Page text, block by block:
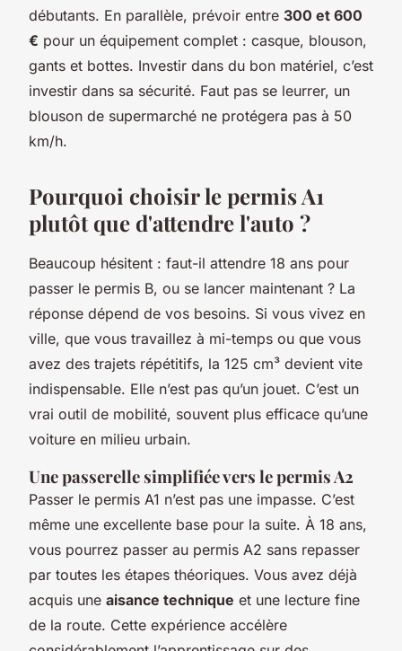
débutants. En parallèle, prévoir entre 300 et 600
€ pour un équipement complet : casque, blouson,
gants et bottes. Investir dans du bon matériel, c’est
investir dans sa sécurité. Faut pas se leurrer, un
blouson de supermarché ne protégera pas à 50
km/h.
Pourquoi choisir le permis A1
plutôt que d'attendre l'auto ?
Beaucoup hésitent : faut-il attendre 18 ans pour
passer le permis B, ou se lancer maintenant ? La
réponse dépend de vos besoins. Si vous vivez en
ville, que vous travaillez à mi-temps ou que vous
avez des trajets répétitifs, la 125 cm³ devient vite
indispensable. Elle n’est pas qu’un jouet. C’est un
vrai outil de mobilité, souvent plus efficace qu’une
voiture en milieu urbain.
Une passerelle simplifiée vers le permis A2
Passer le permis A1 n’est pas une impasse. C’est
même une excellente base pour la suite. À 18 ans,
vous pourrez passer au permis A2 sans repasser
par toutes les étapes théoriques. Vous avez déjà
acquis une aisance technique et une lecture fine
de la route. Cette expérience accélère